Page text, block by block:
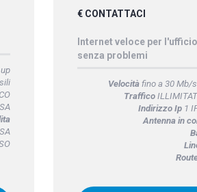
€ CONTATTACI
Internet veloce per
senza problemi
Velocità fino a 30 Mb/
Traffico
Indirizzo Ip 1
Antenna in